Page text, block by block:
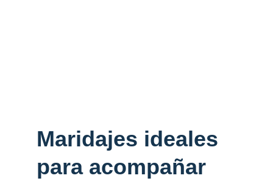
Maridajes ideales
para acompañar